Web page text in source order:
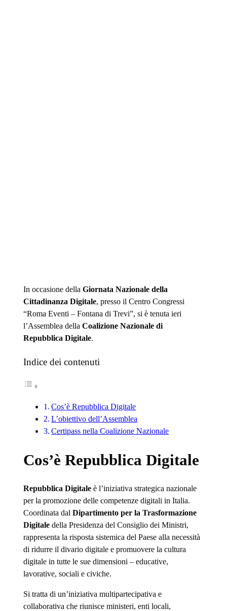
In occasione dellaGiornata Nazionale della
Cittadinanza Digitale, presso il Centro Congressi
“Roma Eventi – Fontana di Trevi”, si è tenuta ieri
l’Assemblea dellaCoalizione Nazionale di
Repubblica Digitale.
Indice dei contenuti
Cos’è Repubblica Digitale
L’obiettivo dell’Assemblea
Certipass nella Coalizione Nazionale
Cos’è Repubblica Digitale
Repubblica Digitale è l’iniziativa strategica nazionale
per la promozione delle competenze digitali in Italia.
Coordinata dalDipartimento per la Trasformazione
Digitale della Presidenza del Consiglio dei Ministri,
rappresenta la risposta sistemica del Paese alla necessità
di ridurre il divario digitale e promuovere la cultura
digitale in tutte le sue dimensioni – educative,
lavorative, sociali e civiche.
Si tratta di un’iniziativa multipartecipativa e
collaborativa che riunisce ministeri, enti locali,